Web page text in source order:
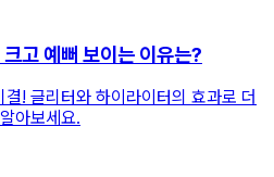
고 예뻐 보이는 이유는?
! 글리터와 하이라이터의 효과로 더
아보세요.